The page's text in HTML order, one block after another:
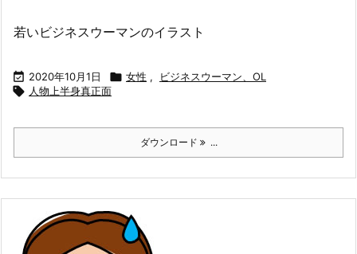
若いビジネスウーマンのイラスト
 2020年10月1日  女性 , ビジネスウーマン、OL
 人物上半身真正面
ダウンロード ...